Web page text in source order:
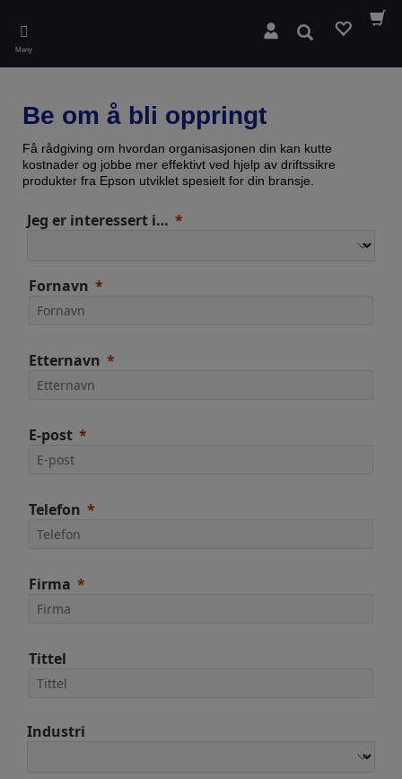
main
content
Meny
Søk
Be om å bli oppringt
Få rådgiving om hvordan organisasjonen din kan kutte
kostnader og jobbe mer effektivt ved hjelp av driftssikre
produkter fra Epson utviklet spesielt for din bransje.
Jeg er interessert i…
Fornavn
Etternavn
E-post
Telefon
Firma
Tittel
Industri